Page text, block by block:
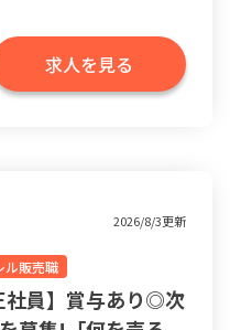
求人を見る
2026/8/3更新
ル販売職
社員】賞与あり◎次